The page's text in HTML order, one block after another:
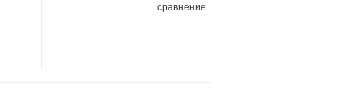
сравнение